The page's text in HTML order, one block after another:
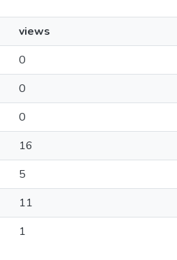
views
0
0
0
16
5
11
1